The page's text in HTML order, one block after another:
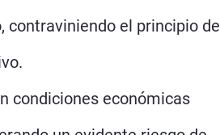
contraviniendo el principio de
condiciones económicas